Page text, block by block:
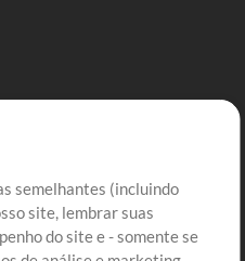
Entre
Cadastre-se
semelhantes (incluindo
site, lembrar suas
do site e - somente se